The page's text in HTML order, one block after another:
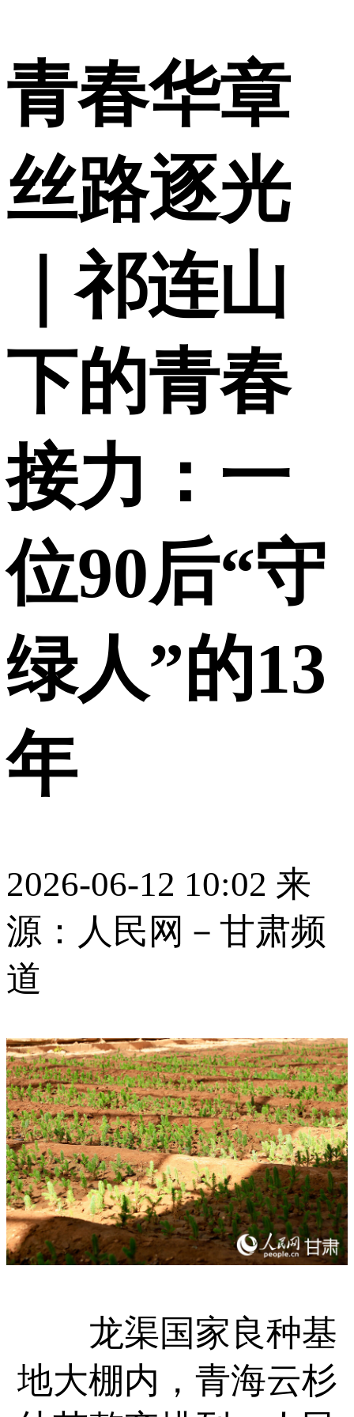
青春华章
丝路逐光
｜祁连山
下的青春
接力：一
位90后“守
绿人”的13
年
2026-06-12 10:02 来
源：人民网－甘肃频
道
龙渠国家良种基
地大棚内，青海云杉